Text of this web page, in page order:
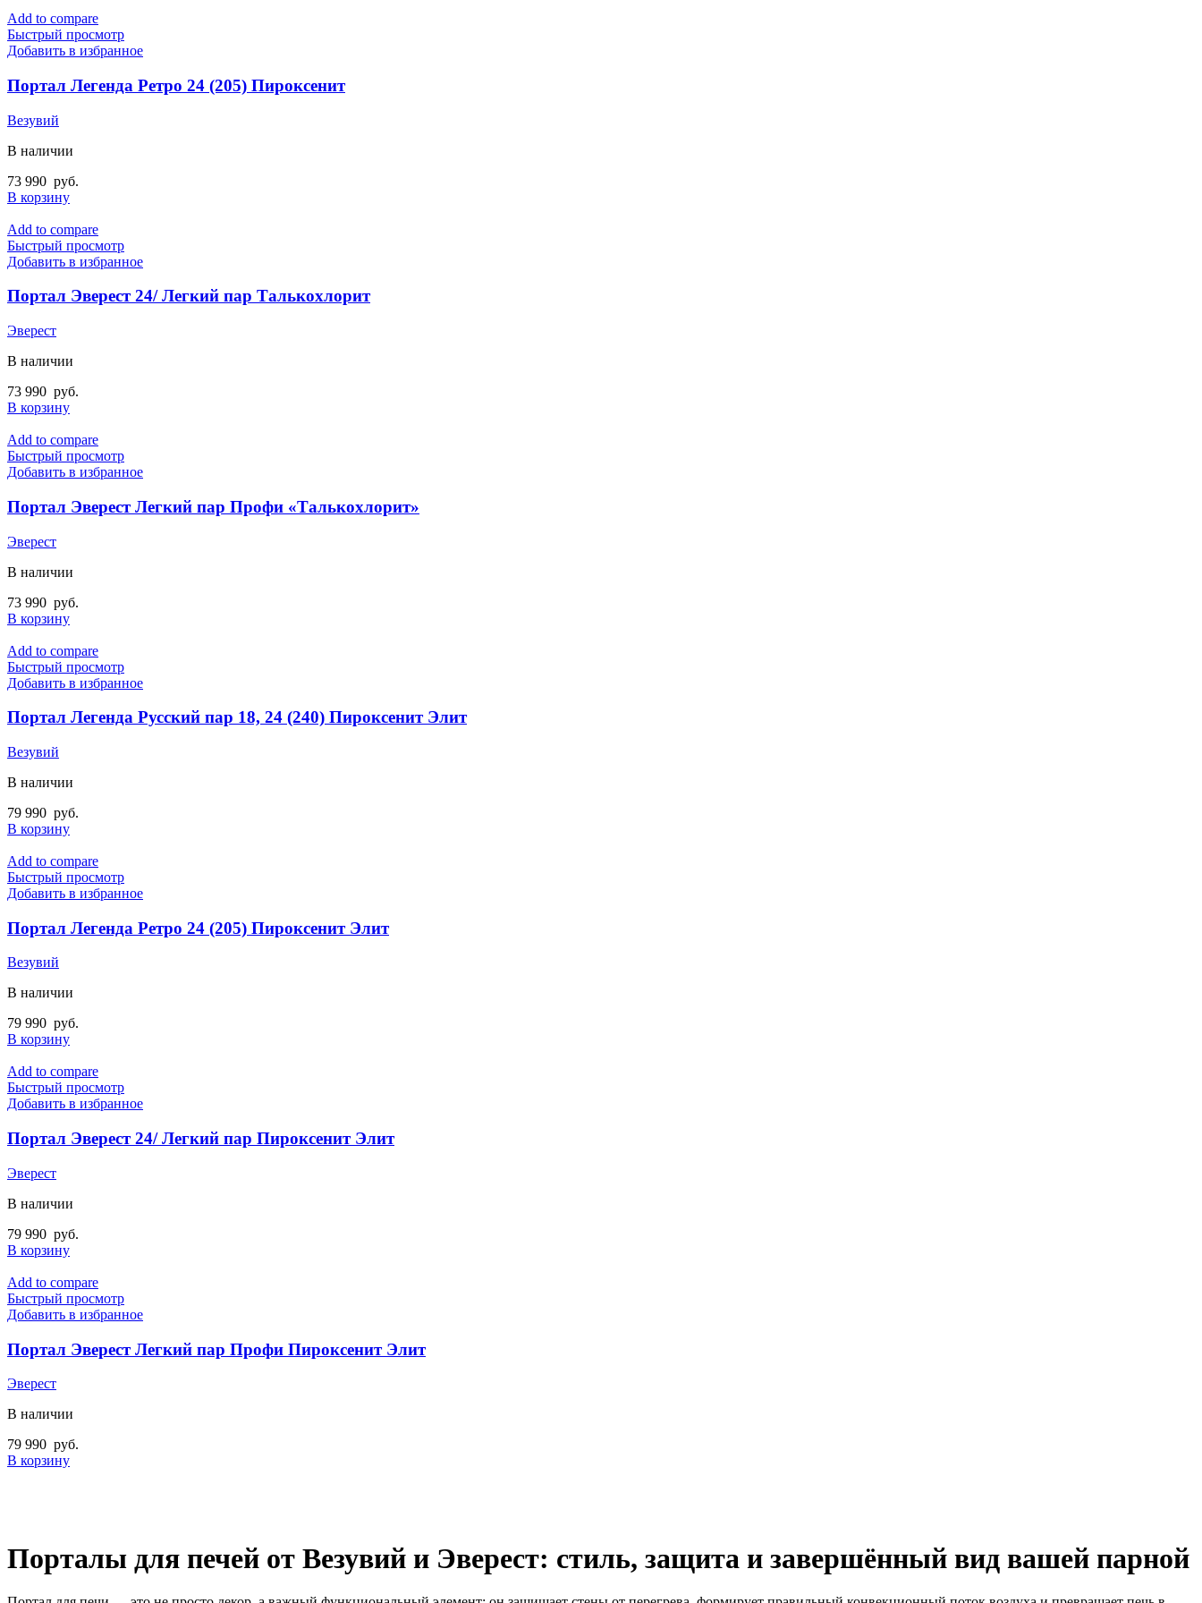
Add to compare
Быстрый просмотр
Добавить в избранное
Портал Легенда Ретро 24 (205) Пироксенит
Везувий
В наличии
73 990 руб.
В корзину
Add to compare
Быстрый просмотр
Добавить в избранное
Портал Эверест 24/ Легкий пар Талькохлорит
Эверест
В наличии
73 990 руб.
В корзину
Add to compare
Быстрый просмотр
Добавить в избранное
Портал Эверест Легкий пар Профи «Талькохлорит»
Эверест
В наличии
73 990 руб.
В корзину
Add to compare
Быстрый просмотр
Добавить в избранное
Портал Легенда Русский пар 18, 24 (240) Пироксенит Элит
Везувий
В наличии
79 990 руб.
В корзину
Add to compare
Быстрый просмотр
Добавить в избранное
Портал Легенда Ретро 24 (205) Пироксенит Элит
Везувий
В наличии
79 990 руб.
В корзину
Add to compare
Быстрый просмотр
Добавить в избранное
Портал Эверест 24/ Легкий пар Пироксенит Элит
Эверест
В наличии
79 990 руб.
В корзину
Add to compare
Быстрый просмотр
Добавить в избранное
Портал Эверест Легкий пар Профи Пироксенит Элит
Эверест
В наличии
79 990 руб.
В корзину
Порталы для печей от Везувий и Эверест: стиль, защита и завершённый вид вашей парной